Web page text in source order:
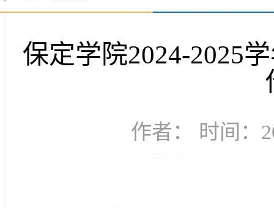
保定学院2024-2025
作者： 时间：